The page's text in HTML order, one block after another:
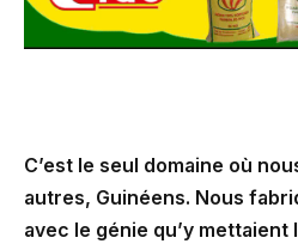
C’est le seul domaine où
autres, Guinéens. Nous
avec le génie qu’y